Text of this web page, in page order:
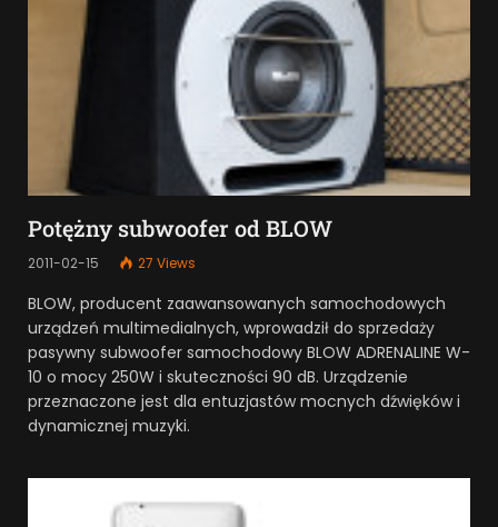
Potężny subwoofer od BLOW
2011-02-15 27 Views
BLOW, producent zaawansowanych samochodowych
urządzeń multimedialnych, wprowadził do sprzedaży
pasywny subwoofer samochodowy BLOW ADRENALINE W-
10 o mocy 250W i skuteczności 90 dB. Urządzenie
przeznaczone jest dla entuzjastów mocnych dźwięków i
dynamicznej muzyki.